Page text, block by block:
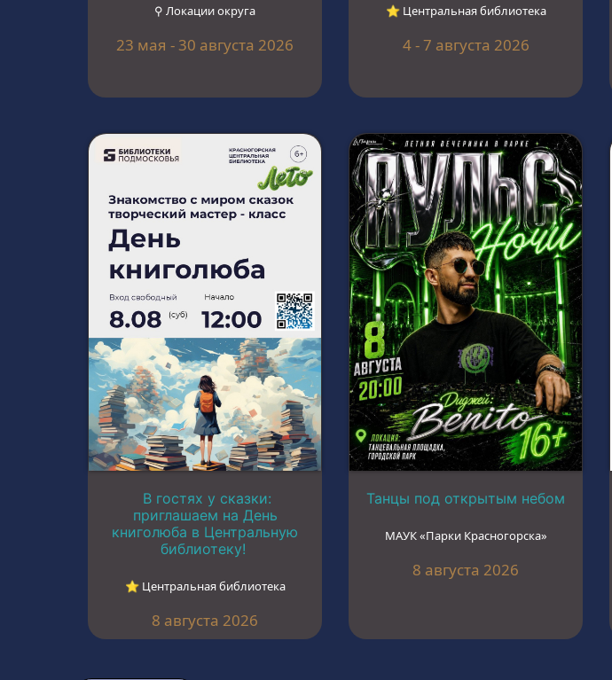
⚲ Локации округа
23 мая - 30 августа 2026
⭐︎ Центральная библиотека
4 - 7 августа 2026
В гостях у сказки:
приглашаем на День
книголюба в Центральную
библиотеку!
⭐︎ Центральная библиотека
8 августа 2026
Танцы под открытым небом
МАУК «Парки Красногорска»
8 августа 2026